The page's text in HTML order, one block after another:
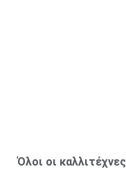
Όλοι οι καλλιτέχνες